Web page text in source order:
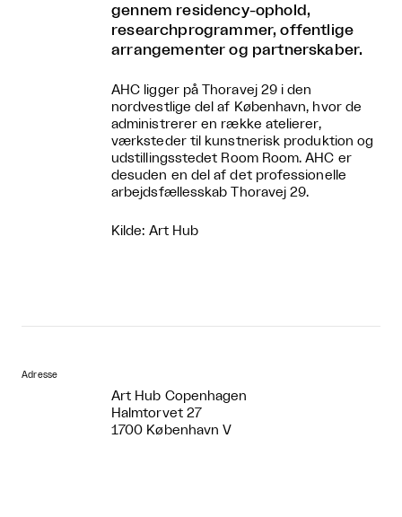
gennem residency-ophold,
researchprogrammer, offentlige
arrangementer og partnerskaber.
AHC ligger på Thoravej 29 i den
nordvestlige del af København, hvor de
administrerer en række atelierer,
værksteder til kunstnerisk produktion og
udstillingsstedet Room Room. AHC er
desuden en del af det professionelle
arbejdsfællesskab Thoravej 29.
Kilde: Art Hub
Adresse
Art Hub Copenhagen
Halmtorvet 27
1700 København V